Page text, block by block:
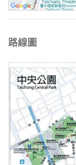
路線圖